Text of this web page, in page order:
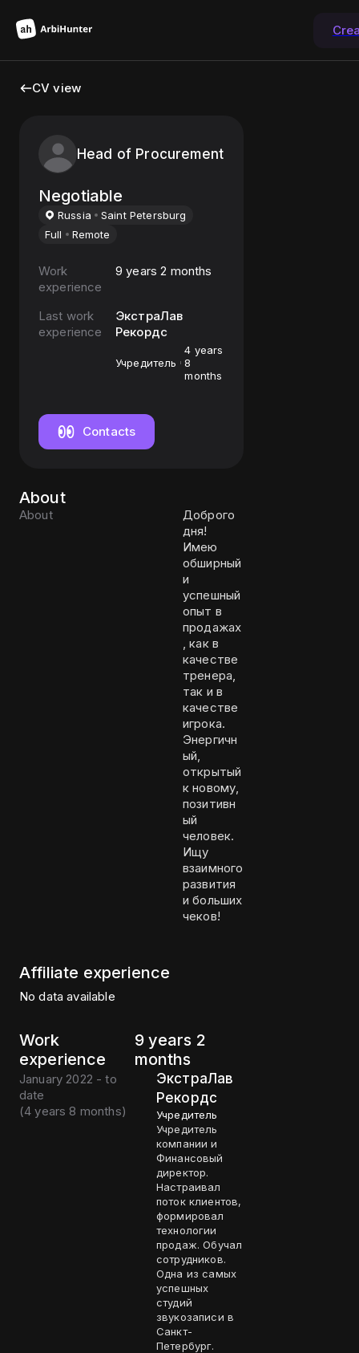
CV view
Head of Procurement
Negotiable
Russia
Saint Petersburg
Full
Remote
Work
experience
9 years 2 months
Last work
experience
ЭкстраЛав
Рекордс
Учредитель
4 years
8
months
Contacts
About
About
Доброго
дня!
Имею
обширный
и
успешный
опыт в
продажах
, как в
качестве
тренера,
так и в
качестве
игрока.
Энергичн
ый,
открытый
к новому,
позитивн
ый
человек.
Ищу
взаимного
развития
и больших
чеков!
Affiliate experience
No data available
Work
experience
9 years 2
months
January 2022 - to
date
(4 years 8 months)
ЭкстраЛав
Рекордс
Учредитель
Учредитель
компании и
Финансовый
директор.
Настраивал
поток клиентов,
формировал
технологии
продаж. Обучал
сотрудников.
Одна из самых
успешных
студий
звукозаписи в
Санкт-
Петербург.